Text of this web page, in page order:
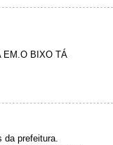
EM.O BIXO TÁ
da prefeitura.